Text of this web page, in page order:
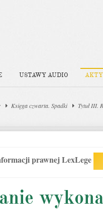
USTAWY AUDIO
Księga czwarta. Spadki Tytuł III.
prawnej LexLege